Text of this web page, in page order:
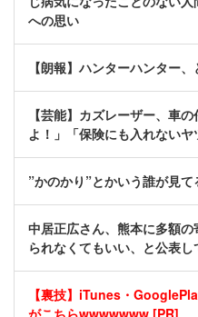
への思い
【朗報】ハンターハンター
【芸能】カズレーザー、車
よ！」「保険にも入れないヤ
”かのかり”とかいう誰が見
中居正広さん、熊本に多額
られなくてもいい、と公表し
【裏技】iTunes・